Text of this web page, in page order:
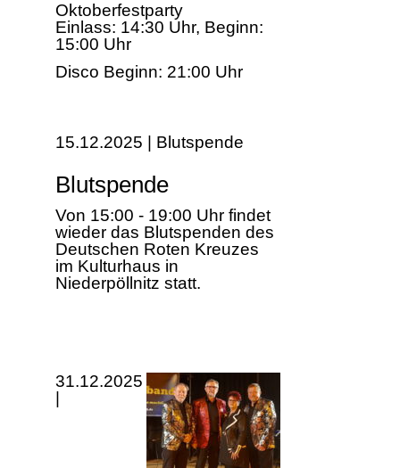
Oktoberfestparty
Einlass: 14:30 Uhr, Beginn:
15:00 Uhr
Disco Beginn: 21:00 Uhr
15.12.2025 | Blutspende
Blutspende
Von 15:00 - 19:00 Uhr findet
wieder das Blutspenden des
Deutschen Roten Kreuzes
im Kulturhaus in
Niederpöllnitz statt.
31.12.2025
|